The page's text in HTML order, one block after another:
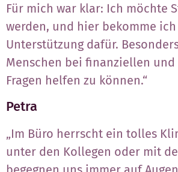
Für mich war klar: Ich möchte
werden, und hier bekomme
Unterstützung dafür.
Menschen bei finanziellen
Fragen helfen zu können.“
Petra
„Im Büro herrscht ein tolles
unter den Kollegen oder mit